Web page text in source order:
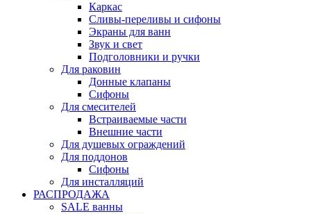
Каркас
Сливы-переливы и сифоны
Экраны для ванн
Звук и свет
Подголовники и ручки
Для раковин
Донные клапаны
Сифоны
Для смесителей
Встраиваемые части
Внешние части
Для душевых ограждений
Для поддонов
Сифоны
Для инсталляций
РАСПРОДАЖА
SALE ванны